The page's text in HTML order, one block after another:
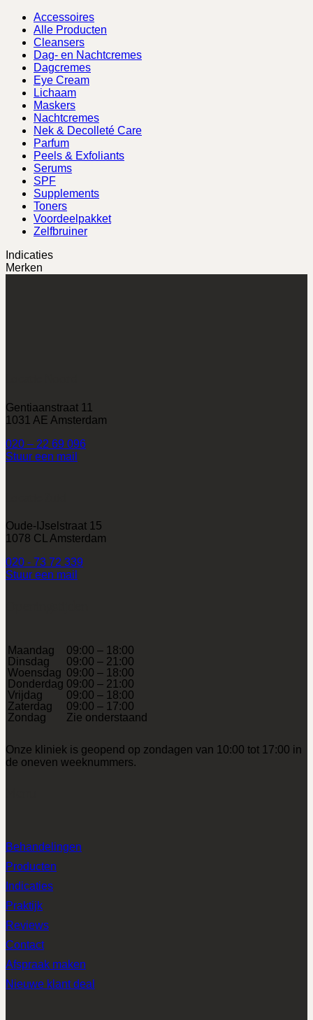
Accessoires
Alle Producten
Cleansers
Dag- en Nachtcremes
Dagcremes
Eye Cream
Lichaam
Maskers
Nachtcremes
Nek & Decolleté Care
Parfum
Peels & Exfoliants
Serums
SPF
Supplements
Toners
Voordeelpakket
Zelfbruiner
Indicaties
Merken
Gentiaanstraat 11
1031 AE Amsterdam
020 – 22 69 096
Stuur een mail
Oude-IJselstraat 15
1078 CL Amsterdam
020 - 73 72 339
Stuur een mail
Maandag
09:00 – 18:00
Dinsdag
09:00 – 21:00
Woensdag 09:00 – 18:00
Donderdag 09:00 – 21:00
Vrijdag
09:00 – 18:00
Zaterdag
09:00 – 17:00
Zondag
Zie onderstaand
Onze kliniek is geopend op zondagen van 10:00 tot 17:00 in
de oneven weeknummers.
Behandelingen
Producten
Indicaties
Praktijk
Reviews
Contact
Afspraak maken
Nieuwe klant deal